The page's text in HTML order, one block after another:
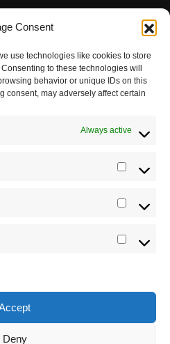
Consent
use technologies like cookies to store
to these technologies will
behavior or unique IDs on this
consent, may adversely affect certain
Always active
Deny
najnovije vesti iz sveta
2019-2026